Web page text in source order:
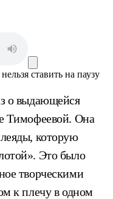
нельзя ставить на паузу
о выдающейся
Тимофеевой. Она
которую
Это было
творческими
к плечу в одном